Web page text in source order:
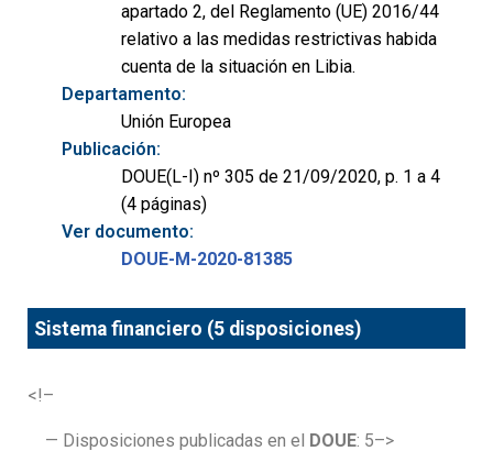
apartado 2, del Reglamento (UE) 2016/44
relativo a las medidas restrictivas habida
cuenta de la situación en Libia.
Departamento:
Unión Europea
Publicación:
DOUE(L-I) nº 305 de 21/09/2020, p. 1 a 4
(4 páginas)
Ver documento:
DOUE-M-2020-81385
Sistema financiero (5 disposiciones)
<!–
— Disposiciones publicadas en el DOUE: 5–>